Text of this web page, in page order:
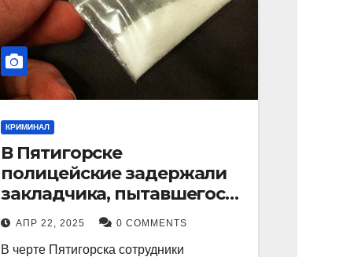
КРИМИНАЛ
В Пятигорске
полицейские задержали
закладчика, пытавшегося
сбыть партию
синтетического
АПР 22, 2025 0 COMMENTS
В черте Пятигорска сотрудники